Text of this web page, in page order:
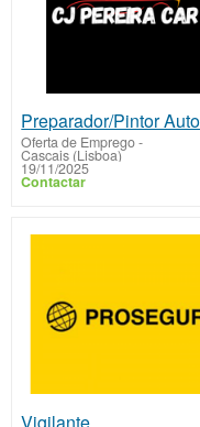
Oferta de Emprego-
Cascais (Lisboa)
19/11/2025
Contactar
Vigilante